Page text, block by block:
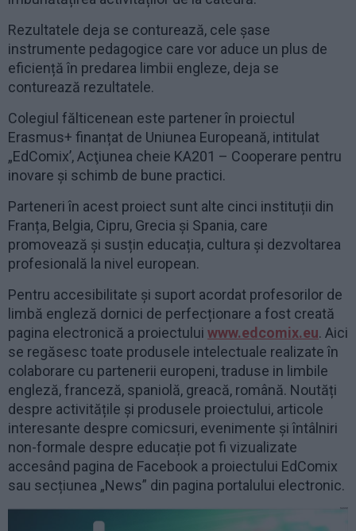
Rezultatele deja se conturează, cele șase
instrumente pedagogice care vor aduce un plus de
eficiență în predarea limbii engleze, deja se
conturează rezultatele.
Colegiul fălticenean este partener în proiectul
Erasmus+ finanțat de Uniunea Europeană, intitulat
„EdComix’, Acţiunea cheie KA201 – Cooperare pentru
inovare şi schimb de bune practici.
Parteneri în acest proiect sunt alte cinci instituții din
Franța, Belgia, Cipru, Grecia și Spania, care
promovează și susțin educația, cultura și dezvoltarea
profesională la nivel european.
Pentru accesibilitate și suport acordat profesorilor de
limbă engleză dornici de perfecționare a fost creată
pagina electronică a proiectului www.edcomix.eu. Aici
se regăsesc toate produsele intelectuale realizate în
colaborare cu partenerii europeni, traduse in limbile
engleză, franceză, spaniolă, greacă, română. Noutăți
despre activitățile și produsele proiectului, articole
interesante despre comicsuri, evenimente și întâlniri
non-formale despre educație pot fi vizualizate
accesând pagina de Facebook a proiectului EdComix
sau secțiunea „News” din pagina portalului electronic.